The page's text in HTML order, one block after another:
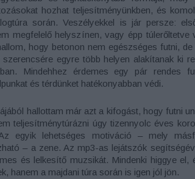
hozhat teljesítményünkben, és
során. Veszélyekkel is jár persze:
megfelelő helyszínen, vagy épp túlerőltetve
hogy betonon nem egészséges futni,
egyre több helyen alakítanak ki
Mindehhez érdemes egy pár rendes
és térdünket hatékonyabban védi.
hallottam már azt a kifogást, hogy futni
teljesítménytúrázni úgy tizennyolc éves
egyik lehetséges motiváció – mely
– a zene. Az mp3-as lejátszók
és lelkesítő muzsikát. Mindenki higgye el,
hanem a majdani túra során is igen jól jön.